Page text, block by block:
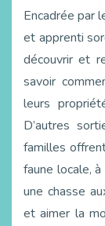
Encadrée par
et apprenti
découvrir et
savoir
leurs
D’autres
familles
faune locale,
une chasse
et aimer la